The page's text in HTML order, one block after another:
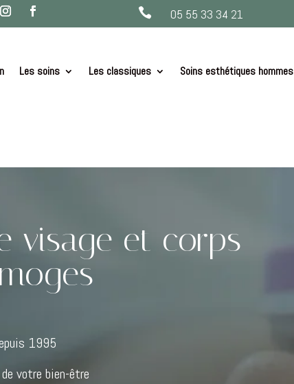
 05 55 33 34 21
Les soins Les classiques Soins esthétiques hommes
visage et corps
1995
votre bien-être